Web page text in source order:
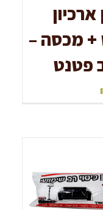
+ מכסה –
פטנט